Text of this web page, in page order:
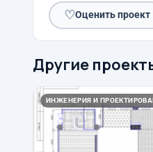
♡Оценить проект
Другие
ИНЖЕНЕРИЯ И